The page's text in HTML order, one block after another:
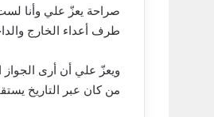
صراحة يعزّ علي وأنا
طرف أعداء الخارج
ويعزّ علي أن أرى
من كان عبر التاريخ